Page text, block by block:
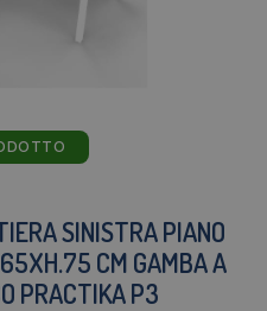
SINISTRA PIANO
CM GAMBA A
PRACTIKA P3